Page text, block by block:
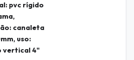
pvc rígido
canaleta
uso:
vertical 4"